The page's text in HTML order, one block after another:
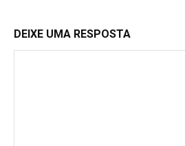
DEIXE UMA RESPOSTA